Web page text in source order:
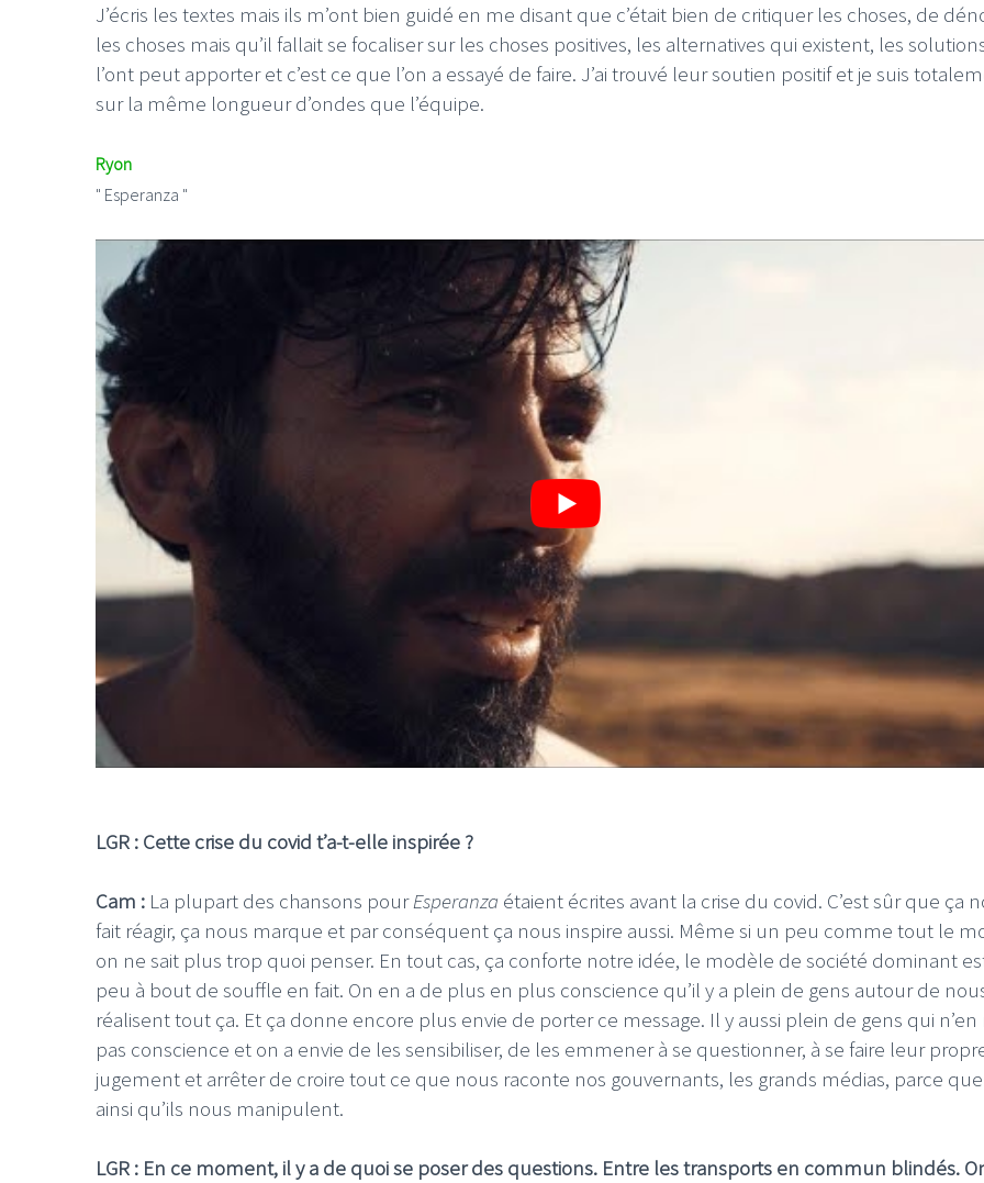
J’écris les textes mais ils m’ont bien guidé en me disant que c’était bien de critiquer les choses, de
les choses mais qu’il fallait se focaliser sur les choses positives, les alternatives qui existent, les
l’ont peut apporter et c’est ce que l’on a essayé de faire. J’ai trouvé leur soutien positif et je suis
sur la même longueur d’ondes que l’équipe.
Ryon
" Esperanza "
LGR : Cette crise du covid t’a-t-elle inspirée ?
Cam : La plupart des chansons pourEsperanza étaient écrites avant la crise du covid. C’est sûr que ça
fait réagir, ça nous marque et par conséquent ça nous inspire aussi. Même si un peu comme tout le
on ne sait plus trop quoi penser. En tout cas, ça conforte notre idée, le modèle de société dominant
peu à bout de souffle en fait. On en a de plus en plus conscience qu’il y a plein de gens autour de
réalisent tout ça. Et ça donne encore plus envie de porter ce message. Il y aussi plein de gens qui n’en
pas conscience et on a envie de les sensibiliser, de les emmener à se questionner, à se faire leur
jugement et arrêter de croire tout ce que nous raconte nos gouvernants, les grands médias, parce que
ainsi qu’ils nous manipulent.
LGR : En ce moment, il y a de quoi se poser des questions. Entre les transports en commun blindés.
LE GROS RIFFIFI
LE GROS RIFFIFI –
Christmas Riffifi 2025 !!!
LE GROS RIFFIFI – Surfin’
The Covers !!!